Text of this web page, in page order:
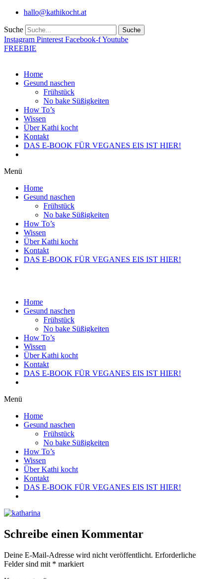
Zum
wechseln
hallo@kathikocht.at
Suche Suche
Instagram Pinterest Facebook-fYoutube
FREEBIE
Home
Gesund naschen
Frühstück
No bake Süßigkeiten
How To’s
Wissen
Über Kathi kocht
Kontakt
DAS E-BOOK FÜR VEGANES EIS IST HIER!
Menü
Home
Gesund naschen
Frühstück
No bake Süßigkeiten
How To’s
Wissen
Über Kathi kocht
Kontakt
DAS E-BOOK FÜR VEGANES EIS IST HIER!
Home
Gesund naschen
Frühstück
No bake Süßigkeiten
How To’s
Wissen
Über Kathi kocht
Kontakt
DAS E-BOOK FÜR VEGANES EIS IST HIER!
Menü
Home
Gesund naschen
Frühstück
No bake Süßigkeiten
How To’s
Wissen
Über Kathi kocht
Kontakt
DAS E-BOOK FÜR VEGANES EIS IST HIER!
Schreibe einen Kommentar
Deine E-Mail-Adresse wird nicht veröffentlicht. Erforderliche
Felder sind mit * markiert